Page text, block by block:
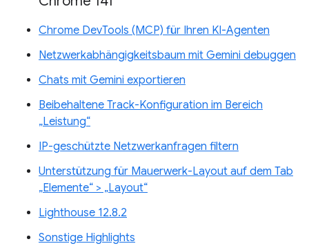
Chrome DevTools (MCP) für Ihren KI-Agenten
Netzwerkabhängigkeitsbaum mit Gemini debuggen
Chats mit Gemini exportieren
Beibehaltene Track-Konfiguration im Bereich
„Leistung“
IP-geschützte Netzwerkanfragen filtern
Unterstützung für Mauerwerk-Layout auf dem Tab
„Elemente“ > „Layout“
Lighthouse 12.8.2
Sonstige Highlights